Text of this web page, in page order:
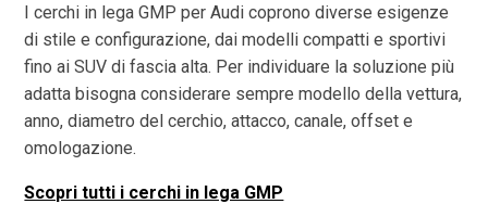
I cerchi in lega GMP per Audi coprono diverse esigenze
di stile e configurazione, dai modelli compatti e sportivi
fino ai SUV di fascia alta. Per individuare la soluzione più
adatta bisogna considerare sempre modello della vettura,
anno, diametro del cerchio, attacco, canale, offset e
omologazione.
Scopri tutti i cerchi in lega GMP